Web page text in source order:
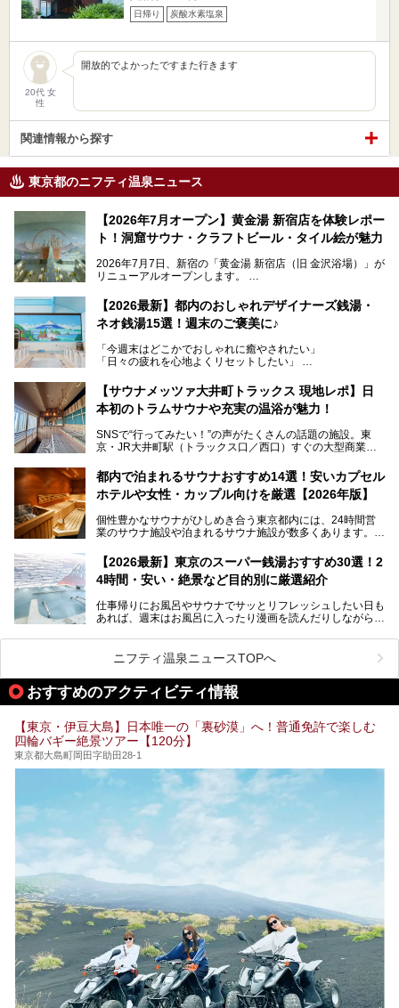
日帰り 炭酸水素塩泉
20代 女
性
開放的でよかったですまた行きます
関連情報から探す
東京都のニフティ温泉ニュース
【2026年7月オープン】黄金湯 新宿店を体験レポー
ト！洞窟サウナ・クラフトビール・タイル絵が魅力
2026年7月7日、新宿の「黄金湯 新宿店（旧 金沢浴場）」が
リニューアルオープンします。
レトロでノスタルジックなタイル絵はそのまま、昔からここ
を知る地元の人にも、新しく足を運んでくれる人にも愛され
る、今の時代の"銭湯"として生まれ変わりました。洞窟のよ
ビアバーなど、新しく登場したスポットも併せて紹介しま
す。充実した設備があるのに、基本の入浴料が銭湯価格の5
【2026最新】都内のおしゃれデザイナーズ銭湯・
ネオ銭湯15選！週末のご褒美に♪
「今週末はどこかでおしゃれに癒やされたい」
「日々の疲れを心地よくリセットしたい」
となっている新しいスタイルの銭湯です。
最近、SNSやメディアで「デザイナーズ銭湯」や「ネオ銭
本記事では、そもそもこれらがどんな銭湯なのか、その気に
いおしゃれな名店15選を、おすすめの順番で一挙にご紹介
します。
【サウナメッツァ大井町トラックス 現地レポ】日
本初のトラムサウナや充実の温浴が魅力！
SNSで“行ってみたい！”の声がたくさんの話題の施設。東
京・JR大井町駅（トラックス口／西口）すぐの大型商業施
ツァ大井町トラックス」がニューオープン。施設の様子をレ
ポ―トします。
都内で泊まれるサウナおすすめ14選！安いカプセル
ホテルや女性・カップル向けを厳選【2026年版】
個性豊かなサウナがひしめき合う東京都内には、24時間営
業のサウナ施設や泊まれるサウナ施設が数多くあります。
を旅の目的とする「サ旅」や自分へのご褒美のための宿泊な
ど、自分の好きなタイミングで好きなだけサ活ができるのが
魅力です。
最近では、男性専用施設だけでなく、カップルや女性に嬉し
い個室サウナも増えてきました。
ら、特におすすめしたい施設14選をご紹介します。
してみてください。
【2026最新】東京のスーパー銭湯おすすめ30選！2
4時間・安い・絶景など目的別に厳選紹介
仕事帰りにお風呂やサウナでサッとリフレッシュしたい日も
あれば、週末はお風呂に入ったり漫画を読んだりしながら一
また、終電を逃してしまい、「このまま朝までゆっくりでき
る場所があれば」と探した経験がある人も多いのではないで
しょうか。
そこで本記事では、東京でおすすめのスーパー銭湯を、目的
24時間営業で宿泊できる施設や、1,000円以下で楽しめる安
い施設、デートや休日レジャーにもぴったりなエンタメ要素
が充実した施設など、利用のシーンに合わせて参考にしてく
ださい。
ニフティ温泉ニュースTOPへ
おすすめのアクティビティ情報
【東京・伊豆大島】日本唯一の「裏砂漠」へ！普通免許で楽しむ
四輪バギー絶景ツアー【120分】
東京都大島町岡田字助田28-1